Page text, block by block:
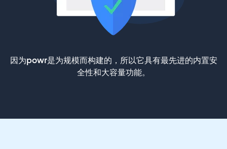
因为powr是为规模而构建的，所以它具有最先进的内置安
全性和大容量功能。